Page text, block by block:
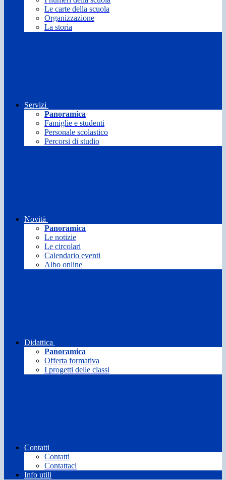
Le carte della scuola
Organizzazione
La storia
Servizi
Panoramica
Famiglie e studenti
Personale scolastico
Percorsi di studio
Novità
Panoramica
Le notizie
Le circolari
Calendario eventi
Albo online
Didattica
Panoramica
Offerta formativa
I progetti delle classi
Contatti
Contatti
Contattaci
Info utili